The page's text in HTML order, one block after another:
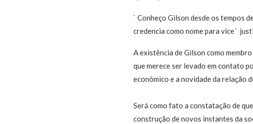
` Conheço Gilson desde os tempos
credencia como nome para vice´ 
A existência de Gilson como
que merece ser levado em contato
econômico e a novidade da relação
Será como fato a constatação de
construção de novos instantes da